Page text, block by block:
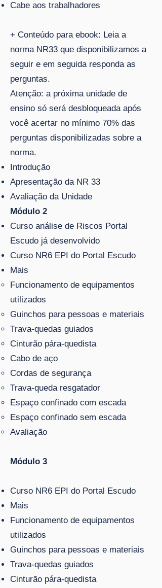
Cabe aos trabalhadores
+ Conteúdo para ebook: Leia a
norma NR33 que disponibilizamos a
seguir e em seguida responda as
perguntas.
Atenção: a próxima unidade de
ensino só será desbloqueada após
você acertar no mínimo 70% das
perguntas disponibilizadas sobre a
norma.
Introdução
Apresentação da NR 33
Avaliação da Unidade
Módulo 2
Curso análise de Riscos Portal
Escudo já desenvolvido
Curso NR6 EPI do Portal Escudo
Mais
Funcionamento de equipamentos
utilizados
Guinchos para pessoas e materiais
Trava-quedas guiados
Cinturão pára-quedista
Cabo de aço
Cordas de segurança
Trava-queda resgatador
Espaço confinado com escada
Espaço confinado sem escada
Avaliação
Módulo 3
Curso NR6 EPI do Portal Escudo
Mais
Funcionamento de equipamentos
utilizados
Guinchos para pessoas e materiais
Trava-quedas guiados
Cinturão pára-quedista